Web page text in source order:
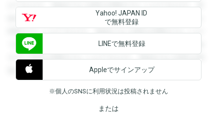
ができます。登録すると回答を閲覧することができます。登
録すると回答を閲覧することができます。登録すると回答を
閲覧することができます。登録すると回答を閲覧することが
できます。登録すると回答を閲覧することができます。登録
すると回答を閲覧することができます。登録すると回答を閲
覧することができます。
Yahoo! JAPAN ID
で無料登録
LINEで無料登録
Appleでサインアップ
※個人のSNSに利用状況は投稿されません
または